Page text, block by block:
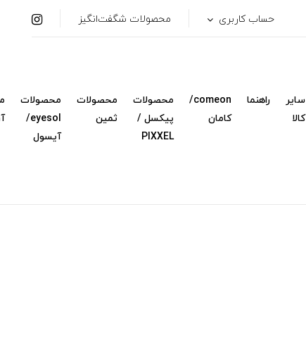
حساب کاربری محصولات شگفت‌انگیز
سایر
کالا
راهنما
comeon/
کامان
محصولات
پیکسل /
PIXXEL
محصولات
ثمین
محصولات
eyesol/
آیسول